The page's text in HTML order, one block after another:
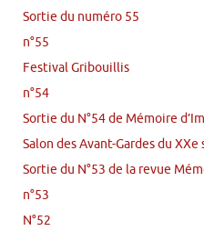
Sortie du numéro 55
n°55
Festival Gribouillis
n°54
Sortie du N°54 de Mémoire
Salon des Avant-Gardes du XXe
Sortie du N°53 de la revue
n°53
N°52